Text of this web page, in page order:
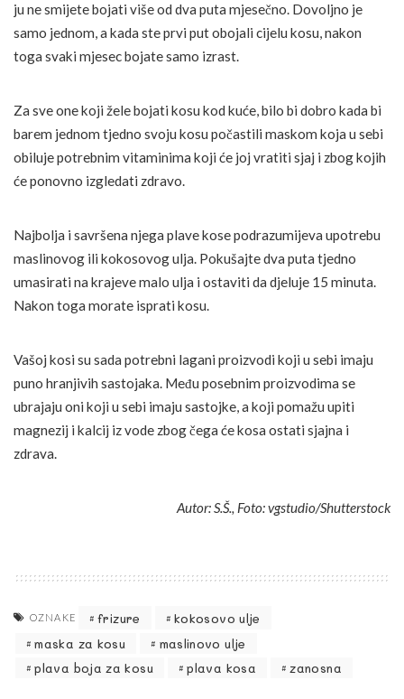
ju ne smijete bojati više od dva puta mjesečno. Dovoljno je
samo jednom, a kada ste prvi put obojali cijelu kosu, nakon
toga svaki mjesec bojate samo izrast.
Za sve one koji žele bojati kosu kod kuće, bilo bi dobro kada bi
barem jednom tjedno svoju kosu počastili maskom koja u sebi
obiluje potrebnim vitaminima koji će joj vratiti sjaj i zbog kojih
će ponovno izgledati zdravo.
Najbolja i savršena njega plave kose podrazumijeva upotrebu
maslinovog ili kokosovog ulja. Pokušajte dva puta tjedno
umasirati na krajeve malo ulja i ostaviti da djeluje 15 minuta.
Nakon toga morate isprati kosu.
Vašoj kosi su sada potrebni lagani proizvodi koji u sebi imaju
puno hranjivih sastojaka. Među posebnim proizvodima se
ubrajaju oni koji u sebi imaju sastojke, a koji pomažu upiti
magnezij i kalcij iz vode zbog čega će kosa ostati sjajna i
zdrava.
Autor: S.Š., Foto: vgstudio/Shutterstock
OZNAKE frizure
kokosovo ulje
maska za kosu
maslinovo ulje
plava boja za kosu
plava kosa zanosna